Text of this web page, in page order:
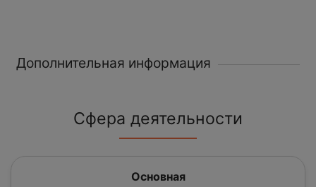
Дополнительная информация
Сфера деятельности
Основная